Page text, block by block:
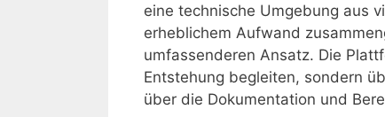
eine technische Umgebung aus
erheblichem Aufwand
umfassenderen Ansatz. Die
Entstehung begleiten, sondern
über die Dokumentation und